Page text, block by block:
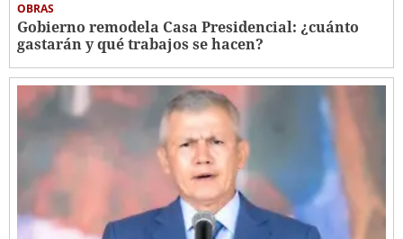
OBRAS
Gobierno remodela Casa Presidencial: ¿cuánto
gastarán y qué trabajos se hacen?